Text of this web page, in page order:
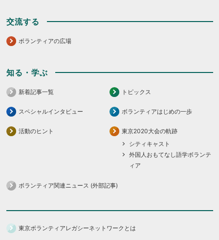
交流する
ボランティアの広場
知る・学ぶ
新着記事一覧 トピックス
スペシャルインタビュー ボランティアはじめの一歩
活動のヒント
東京2020大会の軌跡
シティキャスト
外国人おもてなし語学ボランテ
ィア
ボランティア関連ニュース (外部記事)
東京ボランティアレガシーネットワークとは